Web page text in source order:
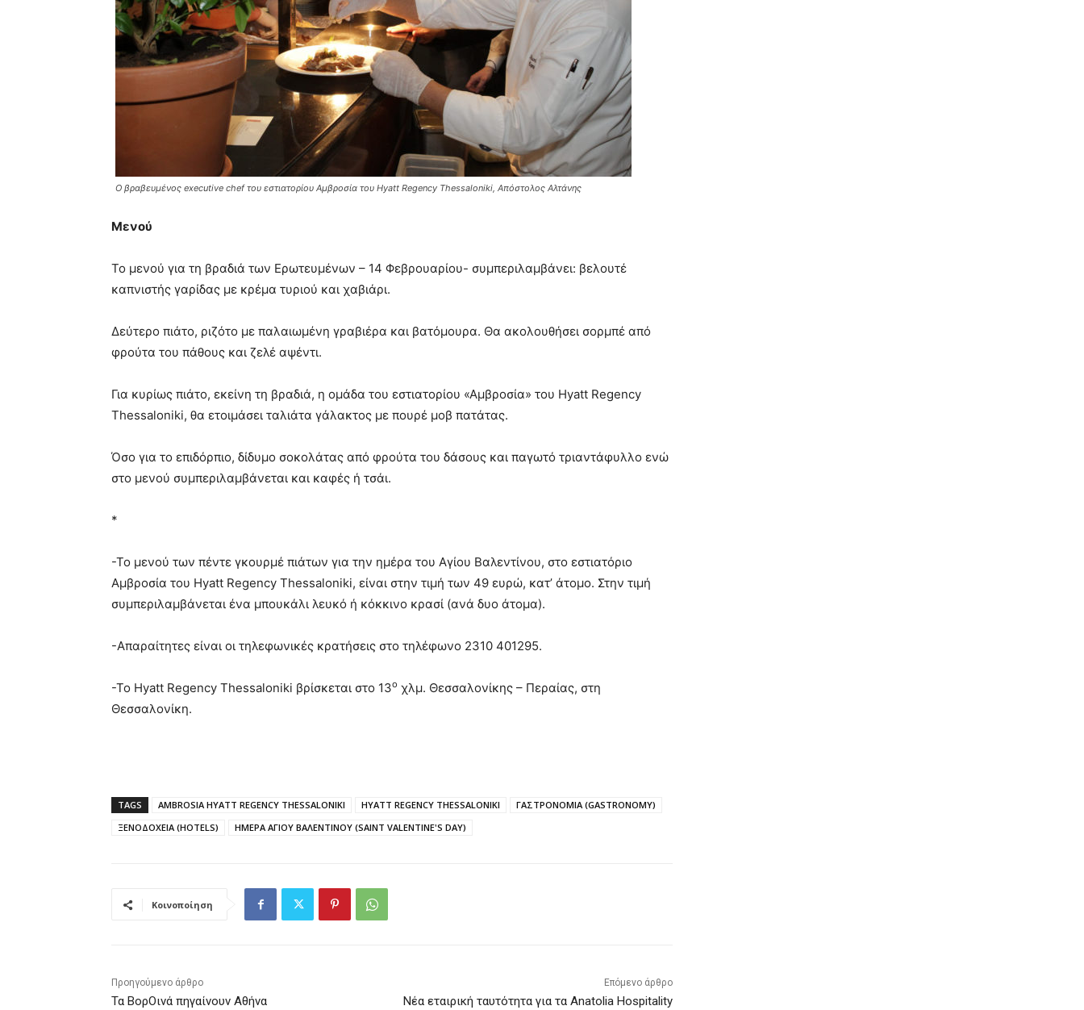
Ο βραβευμένος executive chef του εστιατορίου Αμβροσία του Hyatt Regency Thessaloniki, Απόστολος Αλτάνης
Μενού
Το μενού για τη βραδιά των Ερωτευμένων – 14 Φεβρουαρίου- συμπεριλαμβάνει: βελουτέ
καπνιστής γαρίδας με κρέμα τυριού και χαβιάρι.
Δεύτερο πιάτο, ριζότο με παλαιωμένη γραβιέρα και βατόμουρα. Θα ακολουθήσει σορμπέ από
φρούτα του πάθους και ζελέ αψέντι.
Για κυρίως πιάτο, εκείνη τη βραδιά, η ομάδα του εστιατορίου «Αμβροσία» του Hyatt Regency
Thessaloniki, θα ετοιμάσει ταλιάτα γάλακτος με πουρέ μοβ πατάτας.
Όσο για το επιδόρπιο, δίδυμο σοκολάτας από φρούτα του δάσους και παγωτό τριαντάφυλλο ενώ
στο μενού συμπεριλαμβάνεται και καφές ή τσάι.
*
-Το μενού των πέντε γκουρμέ πιάτων για την ημέρα του Αγίου Βαλεντίνου, στο εστιατόριο
Αμβροσία του Hyatt Regency Thessaloniki, είναι στην τιμή των 49 ευρώ, κατ’ άτομο. Στην τιμή
συμπεριλαμβάνεται ένα μπουκάλι λευκό ή κόκκινο κρασί (ανά δυο άτομα).
-Απαραίτητες είναι οι τηλεφωνικές κρατήσεις στο τηλέφωνο 2310 401295.
-Το Hyatt Regency Thessaloniki βρίσκεται στο 13ο χλμ. Θεσσαλονίκης – Περαίας, στη
Θεσσαλονίκη.
TAGS AMBROSIA HYATT REGENCY THESSALONIKI HYATT REGENCY THESSALONIKI
ΓΑΣΤΡΟΝΟΜΙΑ (GASTRONOMY)
ΞΕΝΟΔΟΧΕΙΑ (HOTELS)
ΗΜΕΡΑ ΑΓΙΟΥ ΒΑΛΕΝΤΙΝΟΥ (SAINT VALENTINE'S DAY)
Κοινοποίηση
Προηγούμενο άρθρο
Τα ΒορΟινά πηγαίνουν Αθήνα
Επόμενο άρθρο
Νέα εταιρική ταυτότητα για τα Anatolia Hospitality